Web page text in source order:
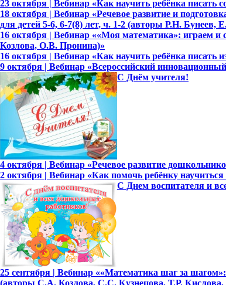
23 октября | Вебинар «Как научить ребёнка писать
18 октября | Вебинар «Речевое развитие и
для детей 5-6, 6-7(8) лет, ч. 1-2 (авторы Р.Н.
16 октября | Вебинар ««Моя математика»: играем
Козлова, О.В. Пронина)»
16 октября | Вебинар «Как научить ребёнка писать
9 октября | Вебинар «Всероссийский
С Днём учителя!
4 октября | Вебинар «Речевое развитие
2 октября | Вебинар «Как помочь ребёнку
С Днем воспитателя и
25 сентября | Вебинар ««Математика шаг за
(авторы С.А. Козлова, С.С. Кузнецова, Т.Р. Кислова,